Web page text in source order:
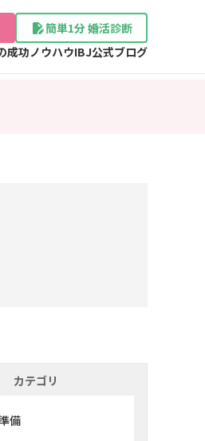
簡単1分 婚活診断
成功ノウハウIBJ公式ブログ
カテゴリ
備